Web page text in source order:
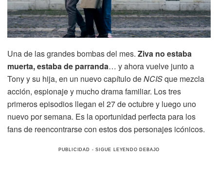
Una de las grandes bombas del mes. Ziva no estaba
muerta, estaba de parranda… y ahora vuelve junto a
Tony y su hija, en un nuevo capítulo deNCISque mezcla
acción, espionaje y mucho drama familiar. Los tres
primeros episodios llegan el 27 de octubre y luego uno
nuevo por semana. Es la oportunidad perfecta para los
fans de reencontrarse con estos dos personajes icónicos.